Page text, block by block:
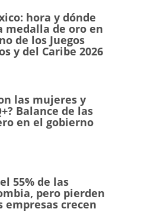
hora y dónde
medalla de oro en
de los Juegos
y del Caribe 2026
las mujeres y
Balance de las
en el gobierno
55% de las
pero pierden
empresas crecen